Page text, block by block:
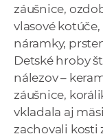
záušnice,
vlasové
náramky,
Detské hroby
nálezov –
záušnice,
vkladala aj
zachovali kosti